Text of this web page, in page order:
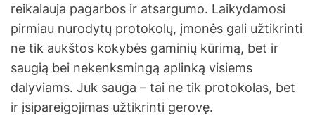
reikalauja pagarbos ir atsargumo. Laikydamosi
pirmiau nurodytų protokolų, įmonės gali užtikrinti
ne tik aukštos kokybės gaminių kūrimą, bet ir
saugią bei nekenksmingą aplinką visiems
dalyviams. Juk sauga – tai ne tik protokolas, bet
ir įsipareigojimas užtikrinti gerovę.